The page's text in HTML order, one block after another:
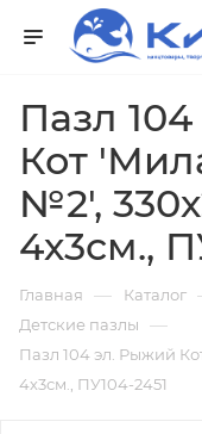
Пазл
Кот
№2',
4х3см.,
Главная — Каталог
Детские пазлы —
Пазл 104 эл. Рыжий
4х3см., ПУ104-2451